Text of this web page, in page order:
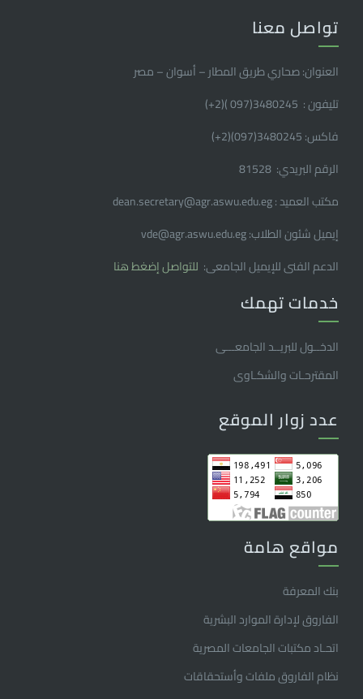
تواصل معنا
العنوان: صحاري طريق المطار – أسوان – مصر
تليفون : 3480245(097 )(2
+
)
فاكس: 3480245(097)(2
+
)
الرقم البريدي: 81528
مكتب العميد : dean.secretary@agr.aswu.edu.eg
إيميل شئون الطلاب: vde@agr.aswu.edu.eg
الدعم الفنى للإيميل الجامعى: للتواصل إضغط هنا
خدمات تهمك
الدخــول للبريــد الجامعـــى
المقترحـات والشكـاوى
عدد زوار الموقع
مواقع هامة
بنك المعرفة
الفاروق ﻹدارة الموارد البشرية
اتحـاد مكتبات الجامعات المصرية
نظام الفاروق ملفات وأستحقاقات